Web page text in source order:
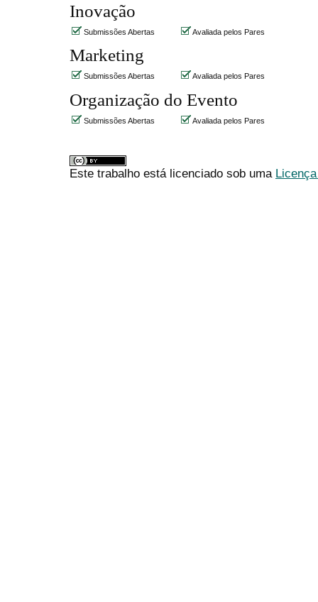
Inovação
Submissões Abertas Avaliada pelos Pares
Marketing
Submissões Abertas Avaliada pelos Pares
Organização do Evento
Submissões Abertas Avaliada pelos Pares
Este trabalho está licenciado sob uma